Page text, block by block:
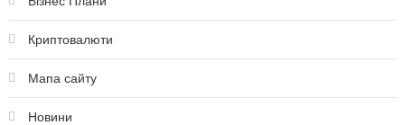
Криптовалюти
Мапа сайту
Новини